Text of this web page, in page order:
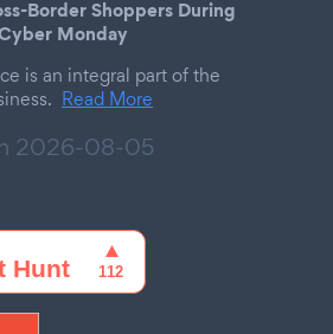
Border Shoppers During
Monday
is an integral part of the
Read More
2026-08-05